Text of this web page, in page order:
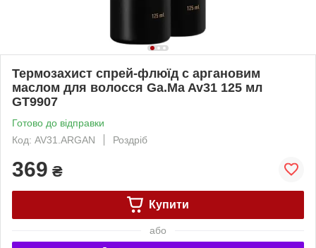
Термозахист спрей-флюїд с аргановим
маслом для волосся Ga.Ma Av31 125 мл
GT9907
Готово до відправки
Код: AV31.ARGAN
Роздріб
369 ₴
Купити
або